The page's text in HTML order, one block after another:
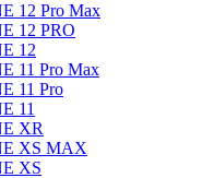
12 Pro Max
12 PRO
12
11 Pro Max
11 Pro
11
XR
XS MAX
XS